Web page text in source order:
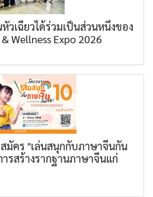
เฉียวได้ร่วมเป็นส่วนหนึ่งของ
Wellness Expo 2026
มัคร "เล่นสนุกกับภาษาจีนกัน
รสร้างรากฐานภาษาจีนแก่